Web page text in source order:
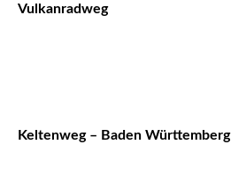
Vulkanradweg
Keltenweg – Baden Württemberg